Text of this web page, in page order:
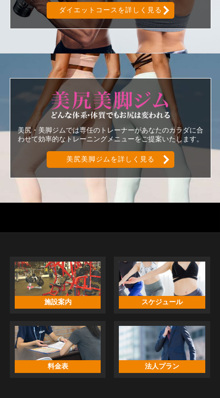
ダイエットコースを詳しく見る
美尻美脚ジ
美尻・美脚ジムでは専任のトレーナーがあなたのカラダに合
わせて効率的なトレーニングメニューをご提案いたします。
美尻美脚ジムを詳しく見る
施設案内 スケジュール
料金表 法人プラン